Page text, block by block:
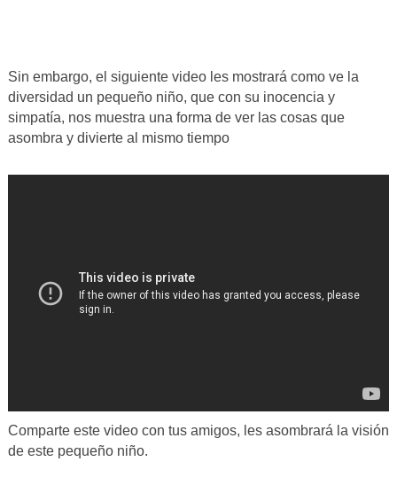
Sin embargo, el siguiente video les mostrará como ve la
diversidad un pequeño niño, que con su inocencia y
simpatía, nos muestra una forma de ver las cosas que
asombra y divierte al mismo tiempo
Comparte este video con tus amigos, les asombrará la visión
de este pequeño niño.